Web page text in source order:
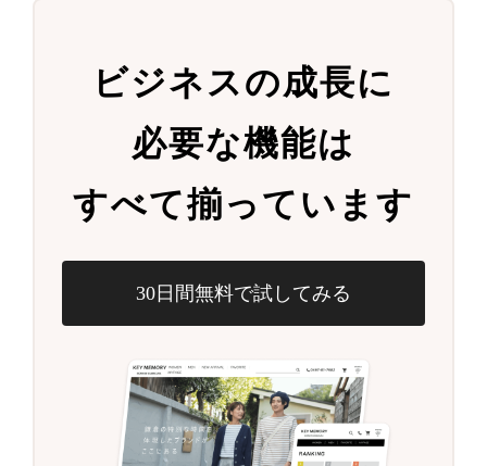
ビジネスの成長に
必要な機能は
すべて揃っています
30日間無料で試してみる